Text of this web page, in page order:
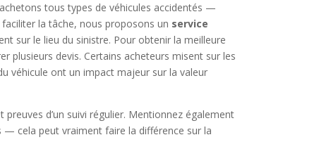
tous types de véhicules accidentés —
la tâche, nous proposons un service
sur le lieu du sinistre. Pour obtenir la meilleure
plusieurs devis. Certains acheteurs misent sur les
véhicule ont un impact majeur sur la valeur
d’un suivi régulier. Mentionnez également
— cela peut vraiment faire la différence sur la